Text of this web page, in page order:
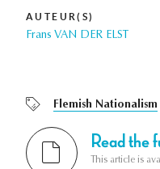
AUTEUR(S)
Frans VAN DER ELST
Flemish Nationalism
Read the
This article is